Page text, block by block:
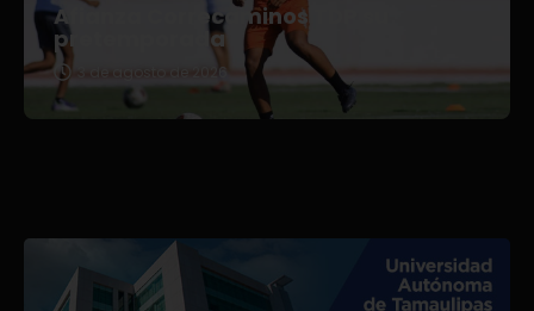
Afianza Correcaminos TDP su
pretemporada
3 de agosto de 2026